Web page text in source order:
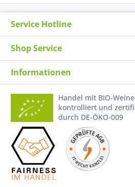
Service Hotline
Shop Service
Informationen
Handel mit BIO-
kontrolliert und
durch DE-ÖKO-009